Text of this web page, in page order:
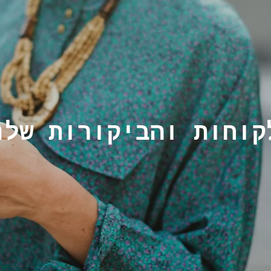
והביקורות